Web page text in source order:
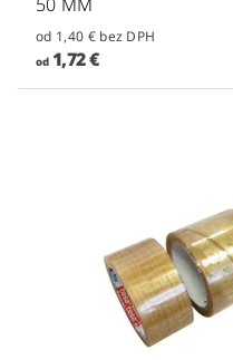
od 1,40 € bez DPH
od1,72 €